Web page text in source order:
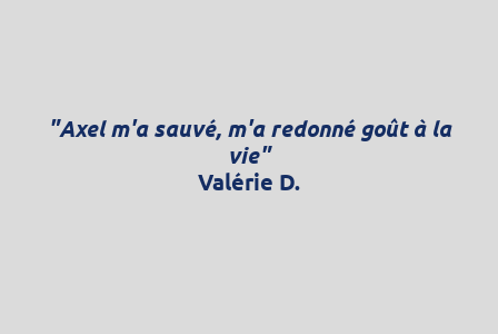
"Axel m'a sauvé, m'a redonné goût à la
vie"
Valérie D.